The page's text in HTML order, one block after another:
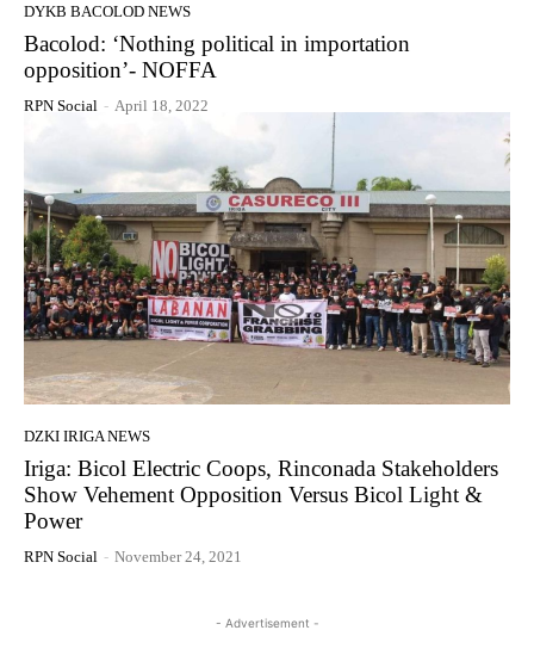
DYKB BACOLOD NEWS
Bacolod: ‘Nothing political in importation
opposition’- NOFFA
RPN Social - April 18, 2022
DZKI IRIGA NEWS
Iriga: Bicol Electric Coops, Rinconada Stakeholders
Show Vehement Opposition Versus Bicol Light &
Power
RPN Social - November 24, 2021
- Advertisement -